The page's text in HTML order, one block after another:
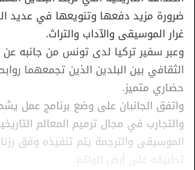
ضرورة مزيد دفعها وتنويعها في عديد
غرار الموسيقى والآداب والتراث.
وعبر سفير تركيا لدى تونس من جانبه عن
الثقافي بين البلدين الذين تجمعهما
حضاري متميز.
واتفق الجانبان على وضع برنامج عمل
والتجارب في مجال ترميم المعالم
الموسيقى والترجمة يتم تنفيذه وفق
تطبيقه على أرض الواقع.